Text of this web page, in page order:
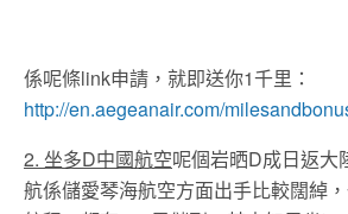
係呢條link申請，就即送你1千里：
http://en.aegeanair.com/
2. 坐多D中國航空呢個岩晒D成日返大
航係儲愛琴海航空方面出手比較闊綽